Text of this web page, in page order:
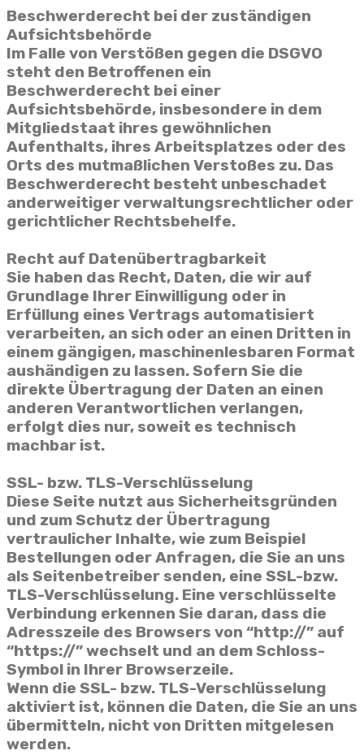
Beschwerderecht bei der zuständigen
Aufsichtsbehörde
Im Falle von Verstößen gegen die DSGVO
steht den Betroffenen ein
Beschwerderecht bei einer
Aufsichtsbehörde, insbesondere in dem
Mitgliedstaat ihres gewöhnlichen
Aufenthalts, ihres Arbeitsplatzes oder des
Orts des mutmaßlichen Verstoßes zu. Das
Beschwerderecht besteht unbeschadet
anderweitiger verwaltungsrechtlicher oder
gerichtlicher Rechtsbehelfe.
Recht auf Datenübertragbarkeit
Sie haben das Recht, Daten, die wir auf
Grundlage Ihrer Einwilligung oder in
Erfüllung eines Vertrags automatisiert
verarbeiten, an sich oder an einen Dritten in
einem gängigen, maschinenlesbaren Format
aushändigen zu lassen. Sofern Sie die
direkte Übertragung der Daten an einen
anderen Verantwortlichen verlangen,
erfolgt dies nur, soweit es technisch
machbar ist.
SSL- bzw. TLS-Verschlüsselung
Diese Seite nutzt aus Sicherheitsgründen
und zum Schutz der Übertragung
vertraulicher Inhalte, wie zum Beispiel
Bestellungen oder Anfragen, die Sie an uns
als Seitenbetreiber senden, eine SSL-bzw.
TLS-Verschlüsselung. Eine verschlüsselte
Verbindung erkennen Sie daran, dass die
Adresszeile des Browsers von “http://” auf
“https://” wechselt und an dem Schloss-
Symbol in Ihrer Browserzeile.
Wenn die SSL- bzw. TLS-Verschlüsselung
aktiviert ist, können die Daten, die Sie an uns
übermitteln, nicht von Dritten mitgelesen
werden.